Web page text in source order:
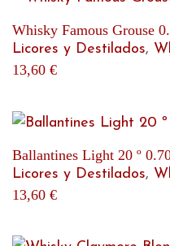
Whisky Famous Grouse
Licores y Destilados,
13,60 €
Ballantines Light 20 º
Licores y Destilados,
13,60 €